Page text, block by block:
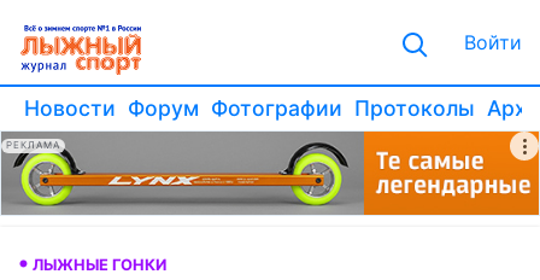
Войти
Новости Форум Фотографии Протоколы
РЕКЛАМА
ЛЫЖНЫЕ ГОНКИ